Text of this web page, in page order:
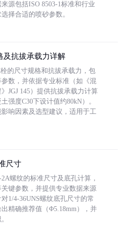
源包括ISO 8503-1标准和行业
择合适的喷砂参数。
及抗拔承载力详解
的尺寸规格和抗拔承载力，包
数，并依据专业标准（如《混
JGJ 145）提供抗拔承载力计算
强度C30下设计值约80kN）。
响因素及选型建议，适用于工
尺寸
螺纹的标准尺寸及底孔计算，
键参数，并提供专业数据来源
1/4-36UNS螺纹底孔尺寸的常
精确推荐值（Φ5.18mm），并